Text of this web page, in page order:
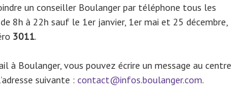
un conseiller Boulanger par téléphone tous les
8h à 22h sauf le 1er janvier, 1er mai et 25 décembre,
3011.
à Boulanger, vous pouvez écrire un message au centre
suivante : contact@infos.boulanger.com.